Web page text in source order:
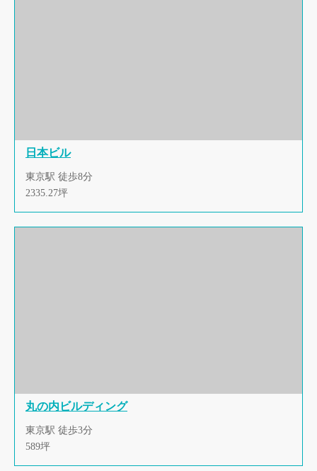
日本ビル
東京駅 徒歩8分
2335.27坪
丸の内ビルディング
東京駅 徒歩3分
589坪